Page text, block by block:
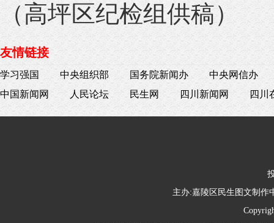
（高坪区纪检组供稿）
友情链接
学习强国 中央组织部 国务院新闻办
中央网信办
中国新闻网
人民论坛 民生网 四川新闻网 四川
主办:嘉陵区民生图文制